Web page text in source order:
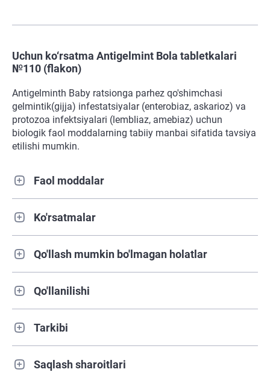
Uchun ko‘rsatma Antigelmint Bola tabletkalari
№110 (flakon)
Antigelminth Baby ratsionga parhez qo'shimchasi
gelmintik(gijja) infestatsiyalar (enterobiaz, askarioz) va
protozoa infektsiyalari (lembliaz, amebiaz) uchun
biologik faol moddalarning tabiiy manbai sifatida tavsiya
etilishi mumkin.
Faol moddalar
Ko'rsatmalar
Qo'llash mumkin bo'lmagan holatlar
Qo'llanilishi
Tarkibi
Saqlash sharoitlari